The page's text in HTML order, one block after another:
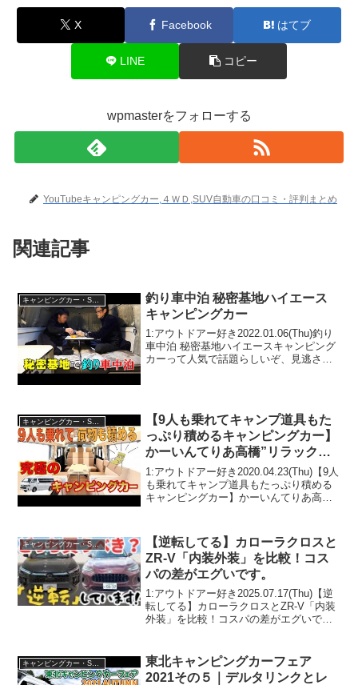
X Facebook はてブ
LINE コピー
wpmasterをフォローする
YouTubeキャンピングカー,４ＷＤ,SUV自動車の口コミ・評判まとめ
関連記事
釣り車中泊 秘密基地ハイエース
キャンピングカー
1:アウトドアー好き2022.01.06(Thu)釣り
車中泊 秘密基地ハイエースキャンピング
カーって人気で話題らしいぞ、見逃さな
キャンピングカー・SUV人気車種
【9人も乗れてキャンプ道具もた
っぷり積めるキャンピングカー】
かーいんてりあ高橋”リラックス
ワゴンタイプ2”
1:アウトドアー好き2020.04.23(Thu)【9人
も乗れてキャンプ道具もたっぷり積める
キャンピングカー】かーいんてりあ高
トドアー好き2020.04.23(T...
キャンピングカー・SUV人気車種
【逆転してる】カローラクロスと
ZR-V「内装外装」を比較！コス
パの差がエグいです。
1:アウトドアー好き2025.07.17(Thu)【逆
転してる】カローラクロスとZR-V「内装
外装」を比較！コスパの差がエグいで
2025.07.17(Thu)この動画は注目です...
キャンピングカー・SUV人気車種
東北キャンピングカーフェア
2021その５｜デルタリンクとレ